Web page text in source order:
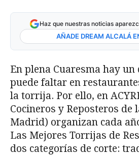
Haz que nuestras noticias
AÑADE DREAM ALCALÁ
En plena Cuaresma hay un
puede faltar en
la torrija. Por ello, en
Cocineros y Reposteros de
Madrid) organizan cada
Las Mejores Torrijas de
dos categorías de corte: